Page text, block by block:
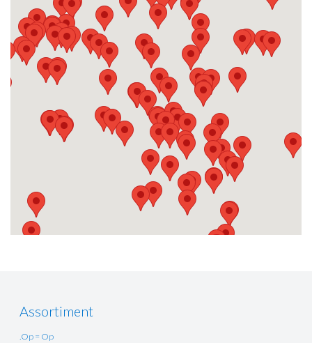
Assortiment
.Op = Op